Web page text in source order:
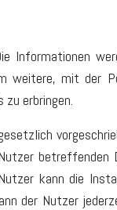
Informationen
mit der
erbringen.
betreffenden
kann die
der Nutzer